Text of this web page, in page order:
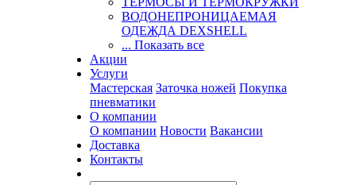
ВОДОНЕПРОНИЦАЕМАЯ
ОДЕЖДА DEXSHELL
... Показать все
Акции
Услуги
Мастерская Заточка ножей Покупка
пневматики
О компании
О компании Новости Вакансии
Доставка
Контакты